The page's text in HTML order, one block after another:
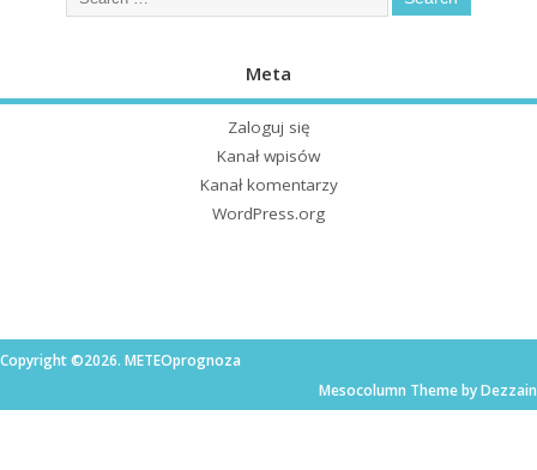
Meta
Zaloguj się
Kanał wpisów
Kanał komentarzy
WordPress.org
Copyright ©2026. METEOprognoza
Mesocolumn Theme by Dezzain